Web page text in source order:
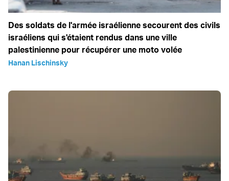
Des soldats de l'armée israélienne secourent des civils
israéliens qui s'étaient rendus dans une ville
palestinienne pour récupérer une moto volée
Hanan Lischinsky